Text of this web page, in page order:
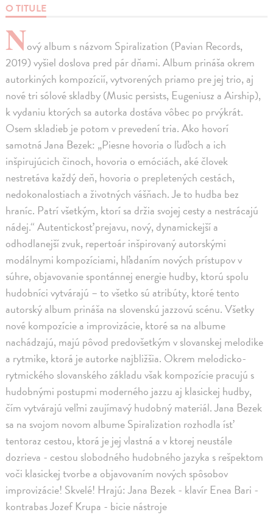
O TITULE
Nový album s názvom Spiralization (Pavian Records,
2019) vyšiel doslova pred pár dňami. Album prináša okrem
autorkiných kompozícií, vytvorených priamo pre jej trio, aj
nové tri sólové skladby (Music persists, Eugeniusz a Airship),
k vydaniu ktorých sa autorka dostáva vôbec po prvýkrát.
Osem skladieb je potom v prevedení tria. Ako hovorí
samotná Jana Bezek: „Piesne hovoria o ľuďoch a ich
inšpirujúcich činoch, hovoria o emóciách, aké človek
nestretáva každý deň, hovoria o prepletených cestách,
nedokonalostiach a životných vášňach. Je to hudba bez
hraníc. Patrí všetkým, ktorí sa držia svojej cesty a nestrácajú
nádej.“ Autentickosť prejavu, nový, dynamickejší a
odhodlanejší zvuk, repertoár inšpirovaný autorskými
modálnymi kompozíciami, hľadaním nových prístupov v
súhre, objavovanie spontánnej energie hudby, ktorú spolu
hudobníci vytvárajú – to všetko sú atribúty, ktoré tento
autorský album prináša na slovenskú jazzovú scénu. Všetky
nové kompozície a improvizácie, ktoré sa na albume
nachádzajú, majú pôvod predovšetkým v slovanskej melodike
a rytmike, ktorá je autorke najbližšia. Okrem melodicko-
rytmického slovanského základu však kompozície pracujú s
hudobnými postupmi moderného jazzu aj klasickej hudby,
čím vytvárajú veľmi zaujímavý hudobný materiál. Jana Bezek
sa na svojom novom albume Spiralization rozhodla ísť
tentoraz cestou, ktorá je jej vlastná a v ktorej neustále
dozrieva - cestou slobodného hudobného jazyka s rešpektom
voči klasickej tvorbe a objavovaním nových spôsobov
improvizácie! Skvelé! Hrajú: Jana Bezek - klavír Enea Bari -
kontrabas Jozef Krupa - bicie nástroje